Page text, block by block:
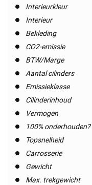
Interieurkleur
Interieur
Bekleding
CO2-emissie
BTW/Marge
Aantal cilinders
Emissieklasse
Cilinderinhoud
Vermogen
100% onderhouden?
Topsnelheid
Carrosserie
Gewicht
Max. trekgewicht